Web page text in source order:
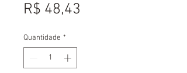
R$ 48,43
Quantidade *